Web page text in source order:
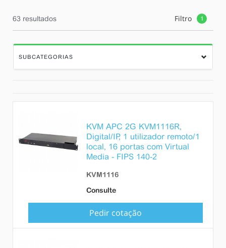
63 resultados Filtro 1
SUBCATEGORIAS
KVM APC 2G KVM1116R,
Digital/IP, 1 utilizador remoto/1
local, 16 portas com Virtual
Media - FIPS 140-2
KVM1116
Consulte
Pedir cotação